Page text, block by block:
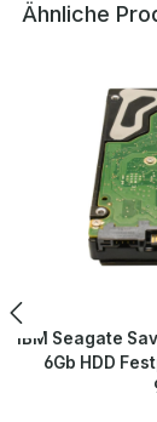
Ähnliche
IBM Seagate
6Gb HDD